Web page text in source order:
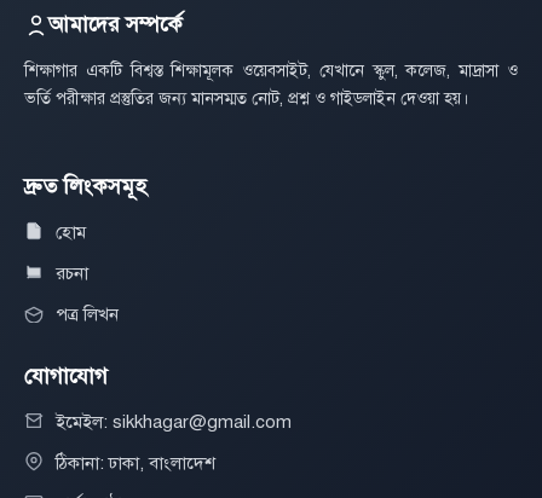
আমাদের সম্পর্কে
শিক্ষাগার একটি বিশ্বস্ত শিক্ষামূলক ওয়েবসাইট, যেখানে স্কুল, কলেজ, মাদ্রাসা ও
ভর্তি পরীক্ষার প্রস্তুতির জন্য মানসম্মত নোট, প্রশ্ন ও গাইডলাইন দেওয়া হয়।
দ্রুত লিংকসমূহ
হোম
রচনা
পত্র লিখন
যোগাযোগ
ইমেইল: sikkhagar@gmail.com
ঠিকানা: ঢাকা, বাংলাদেশ